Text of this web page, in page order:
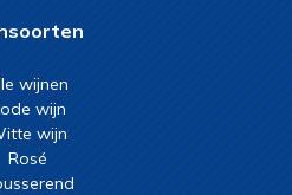
wijnen
wijn
wijn
Rosé